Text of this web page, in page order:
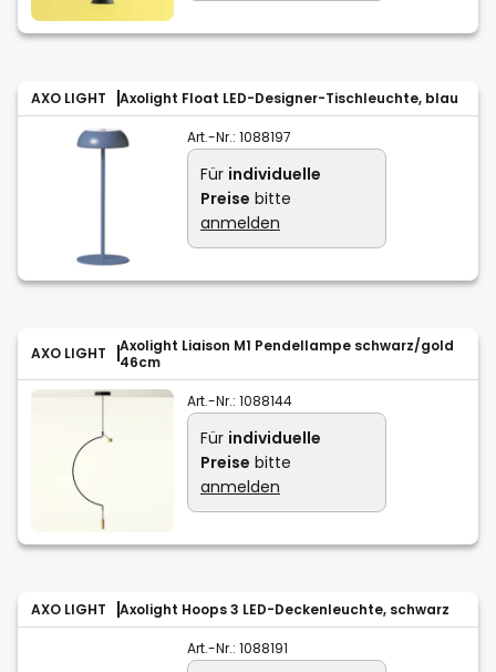
AXO LIGHT Axolight Float LED-Designer-Tischleuchte, blau
Art.-Nr.: 1088197
Für individuelle
Preise bitte
anmelden
AXO LIGHT
Axolight Liaison M1 Pendellampe schwarz/gold
46cm
Art.-Nr.: 1088144
Für individuelle
Preise bitte
anmelden
AXO LIGHT Axolight Hoops 3 LED-Deckenleuchte, schwarz
Art.-Nr.: 1088191